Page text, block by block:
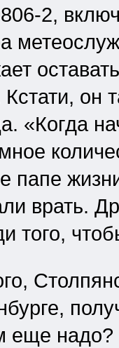
2,
Кстати, он
«Когда
папе
врать.
того,
еще надо?